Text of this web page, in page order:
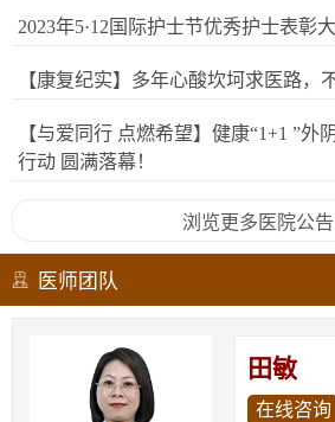
2023年5·12国际护士节优秀护士表彰
【康复纪实】多年心酸坎坷求医路，
【与爱同行 点燃希望】健康“1+1 ”外
行动 圆满落幕！
浏览更多医院公
医师团队
田敏
在线咨询